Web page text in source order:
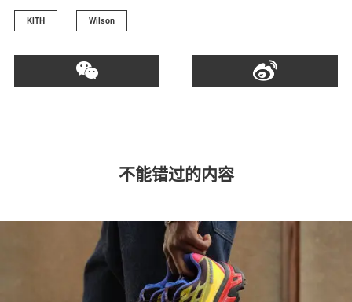
KITH Wilson
不能错过的内容